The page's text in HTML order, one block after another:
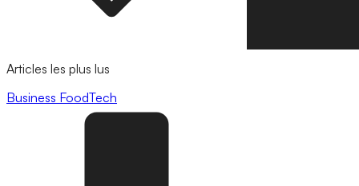
Articles les plus lus
Business FoodTech